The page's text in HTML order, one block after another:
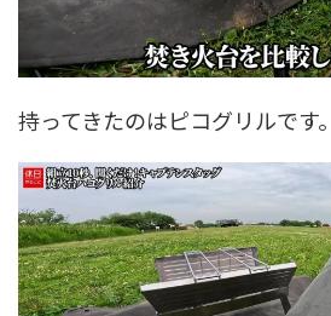
持ってきたのはピコグリルです。